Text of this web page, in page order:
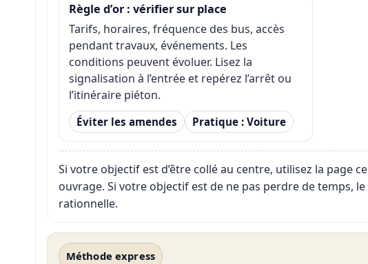
Règle d’or : vérifier sur place
Tarifs, horaires, fréquence des bus, accès
pendant travaux, événements. Les
conditions peuvent évoluer. Lisez la
signalisation à l’entrée et repérez l’arrêt ou
l’itinéraire piéton.
Éviter les amendes Pratique : Voiture
Si votre objectif est d’être collé au centre, utilisez la page
ouvrage. Si votre objectif est de ne pas perdre de temps,
rationnelle.
Méthode express